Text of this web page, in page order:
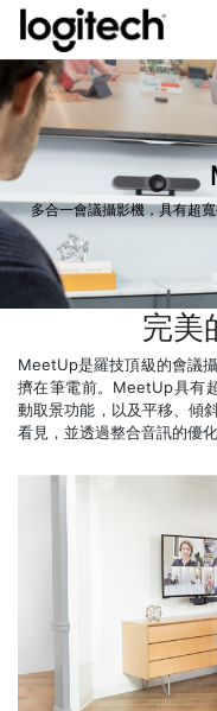
多合一會議攝影機，具有超
完美
MeetUp是羅技頂級的會議
擠在筆電前。MeetUp具有
動取景功能，以及平移、傾
看見，並透過整合音訊的優